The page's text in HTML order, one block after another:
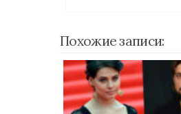
Похожие записи: